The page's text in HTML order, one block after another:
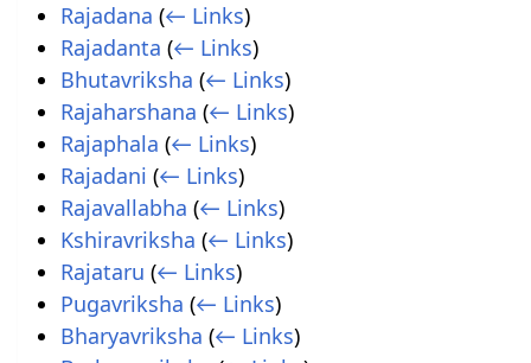
Rajadana (← Links)
Rajadanta (← Links)
Bhutavriksha (← Links)
Rajaharshana (← Links)
Rajaphala (← Links)
Rajadani (← Links)
Rajavallabha (← Links)
Kshiravriksha (← Links)
Rajataru (← Links)
Pugavriksha (← Links)
Bharyavriksha (← Links)